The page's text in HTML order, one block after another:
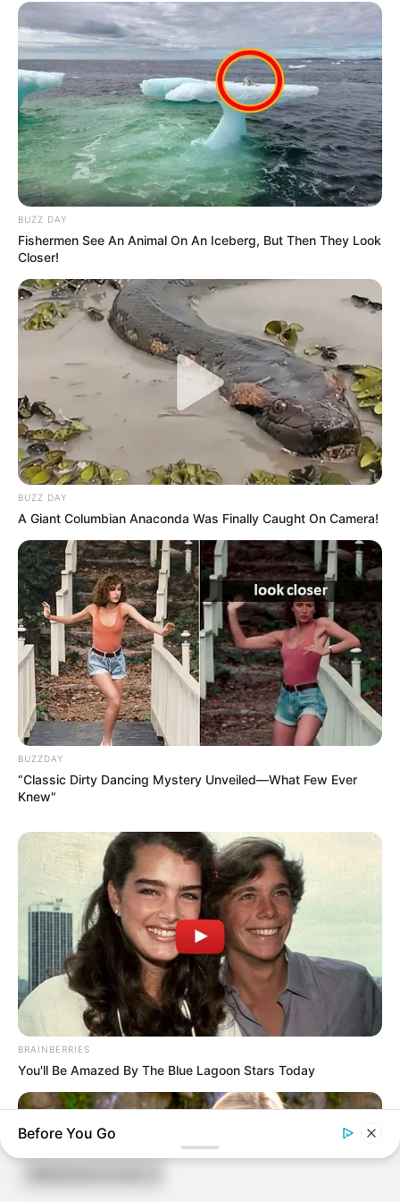
vous. Que ce soit sur Twitter, Facebook ou autre, peu
importe celui qui a votre préférence parmi les réseaux
sociaux.
Partagez sur les réseaux! Merci à Vous!
ARCHIVES
Archives
BUZZ DAY
Fishermen See An Animal On An Iceberg, But Then They Look
Closer!
BUZZ DAY
A Giant Columbian Anaconda Was Finally Caught On Camera!
BUZZDAY
“Classic Dirty Dancing Mystery Unveiled—What Few Ever
Knew"
BRAINBERRIES
You'll Be Amazed By The Blue Lagoon Stars Today
Before You Go